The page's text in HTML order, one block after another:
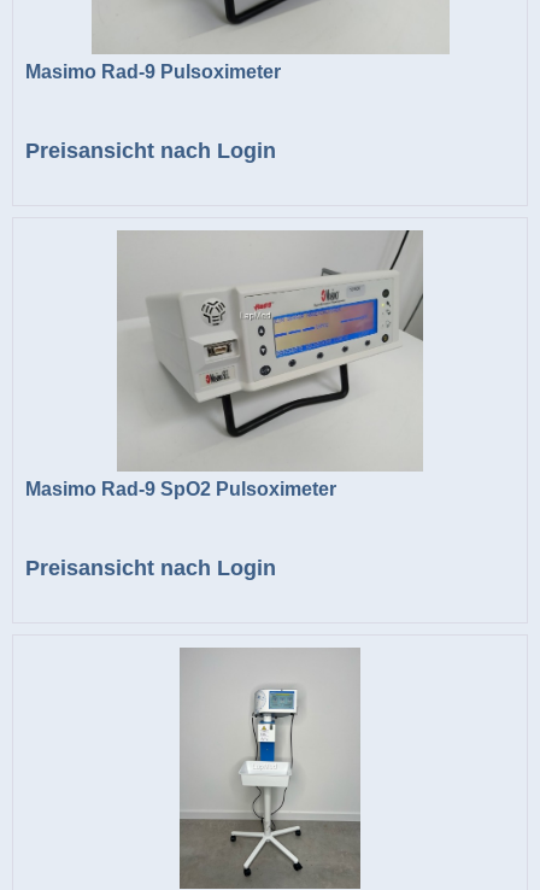
Masimo Rad-9 Pulsoximeter
Preisansicht nach Login
Masimo Rad-9 SpO2 Pulsoximeter
Preisansicht nach Login